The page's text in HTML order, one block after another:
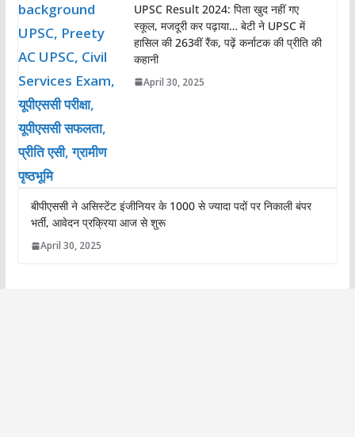
UPSC Result 2024: पिता खुद नहीं गए
स्कूल, मजदूरी कर पढ़ाया… बेटी ने UPSC में
हासिल की 263वीं रैंक, पढ़ें कर्नाटक की प्रीति की
कहानी
April 30, 2025
बीपीएससी ने असिस्टेंट इंजीनियर के 1000 से ज्यादा पदों पर निकाली बंपर
भर्ती, आवेदन प्रक्रिया आज से शुरू
April 30, 2025